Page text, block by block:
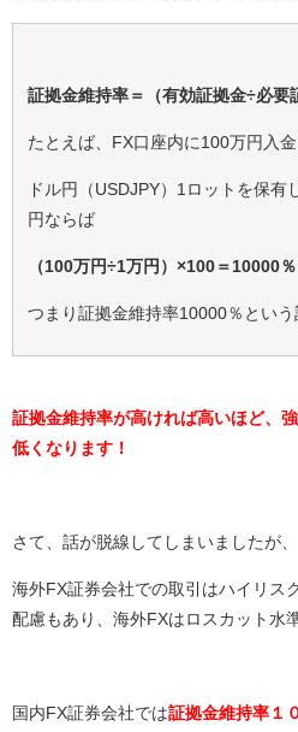
証拠金維持率＝（有効証拠金÷必要
たとえば、FX口座内に100万円入金
ドル円（USDJPY）1ロットを保有
円ならば
（100万円÷1万円）×100＝10000％
つまり証拠金維持率10000％という
証拠金維持率が高ければ高いほど、
低くなります！
さて、話が脱線してしまいましたが、
海外FX証券会社での取引はハイリス
配慮もあり、海外FXはロスカット水
国内FX証券会社では証拠金維持率１